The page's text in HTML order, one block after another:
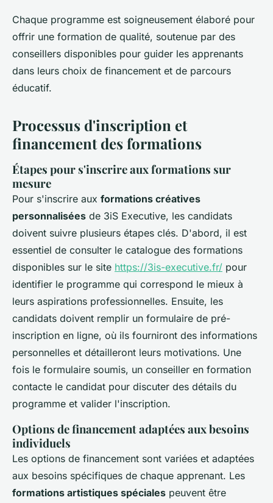
Chaque programme est soigneusement élaboré pour
offrir une formation de qualité, soutenue par des
conseillers disponibles pour guider les apprenants
dans leurs choix de financement et de parcours
éducatif.
Processus d'inscription et
financement des formations
Étapes pour s'inscrire aux formations sur
mesure
Pour s'inscrire aux formations créatives
personnalisées de 3iS Executive, les candidats
doivent suivre plusieurs étapes clés. D'abord, il est
essentiel de consulter le catalogue des formations
disponibles sur le site https://3is-executive.fr/ pour
identifier le programme qui correspond le mieux à
leurs aspirations professionnelles. Ensuite, les
candidats doivent remplir un formulaire de pré-
inscription en ligne, où ils fourniront des informations
personnelles et détailleront leurs motivations. Une
fois le formulaire soumis, un conseiller en formation
contacte le candidat pour discuter des détails du
programme et valider l'inscription.
Options de financement adaptées aux besoins
individuels
Les options de financement sont variées et adaptées
aux besoins spécifiques de chaque apprenant. Les
formations artistiques spéciales peuvent être